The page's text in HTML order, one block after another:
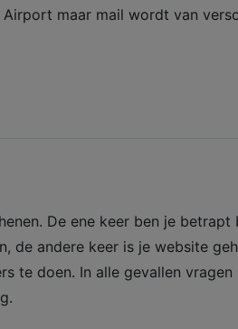
maar mail wordt van
De ene keer ben je betrapt
de andere keer is je website
te doen. In alle gevallen vragen